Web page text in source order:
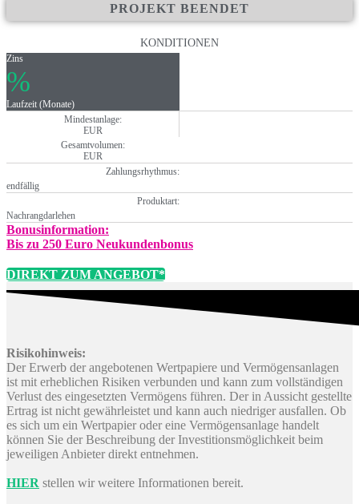
PROJEKT BEENDET
KONDITIONEN
Zins
%
Laufzeit (Monate)
Mindestanlage:
EUR
Gesamtvolumen:
EUR
Zahlungsrhythmus:
endfällig
Produktart:
Nachrangdarlehen
Bonusinformation:
Bis zu 250 Euro Neukundenbonus
DIREKT ZUM ANGEBOT*
Risikohinweis:
Der Erwerb der angebotenen Wertpapiere und Vermögensanlagen
ist mit erheblichen Risiken verbunden und kann zum vollständigen
Verlust des eingesetzten Vermögens führen. Der in Aussicht gestellte
Ertrag ist nicht gewährleistet und kann auch niedriger ausfallen. Ob
es sich um ein Wertpapier oder eine Vermögensanlage handelt
können Sie der Beschreibung der Investitionsmöglichkeit beim
jeweiligen Anbieter direkt entnehmen.
HIER stellen wir weitere Informationen bereit.